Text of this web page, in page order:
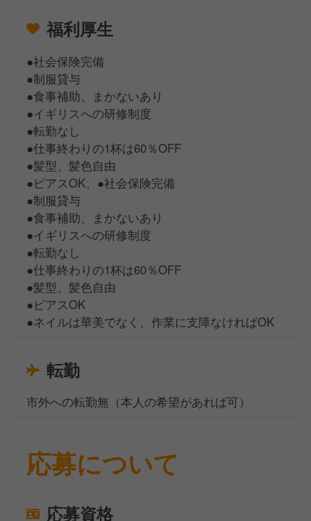
福利厚生
●社会保険完備
●制服貸与
●食事補助、まかないあり
●イギリスへの研修制度
●転勤なし
●仕事終わりの1杯は60％OFF
●髪型、髪色自由
●ピアスOK、●社会保険完備
●制服貸与
●食事補助、まかないあり
●イギリスへの研修制度
●転勤なし
●仕事終わりの1杯は60％OFF
●髪型、髪色自由
●ピアスOK
●ネイルは華美でなく、作業に支障なければOK
転勤
市外への転勤無（本人の希望があれば可）
応募について
応募資格